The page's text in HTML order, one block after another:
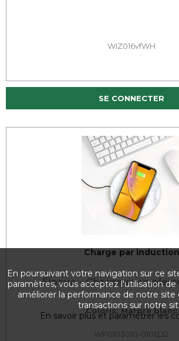
WIZ016vfWH
SE CONNECTER
Charge par induction
Einova - Chargeur en
Coloris: Marbre blanc
WP0103010-0101232
En poursuivant votre navigation sur ce
paramètres, vous acceptez l'utilisation de
améliorer la performance de notre site
transactions sur notre
En savoir plus et paramétrer les